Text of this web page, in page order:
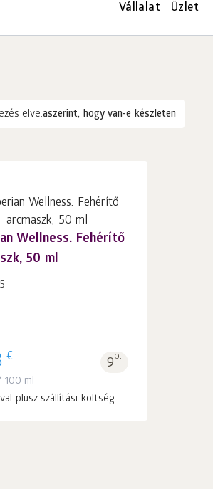
Vállalat Üzlet
elve:aszerint, hogy van-e készleten
Wellness. Fehérítő
50 ml
€ 9p.
ml
plusz szállítási költség